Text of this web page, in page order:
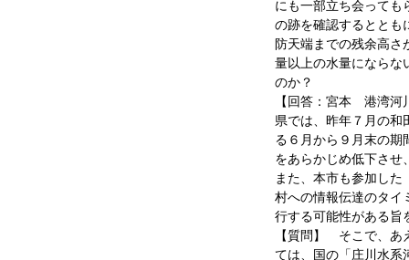
にも一部立ち会っても
の跡を確認するととも
防天端までの残余高さ
量以上の水量にならな
のか？
【回答：宮本 港湾河
県では、昨年７月の和
る６月から９月末の期
をあらかじめ低下させ
また、本市も参加した
村への情報伝達のタイ
行する可能性がある旨
【質問】 そこで、あ
ては、国の「庄川水系